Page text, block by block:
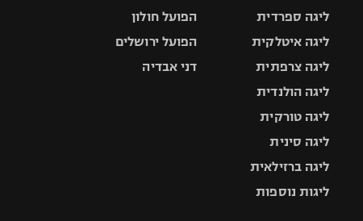
ליגה ספרדית
ליגה איטלקית
ליגה צרפתית
ליגה הולנדית
ליגה טורקית
ליגה סינית
ליגה ברזילאית
ליגות נוספות
הפועל חולון
הפועל ירושלים
דני אבדיה